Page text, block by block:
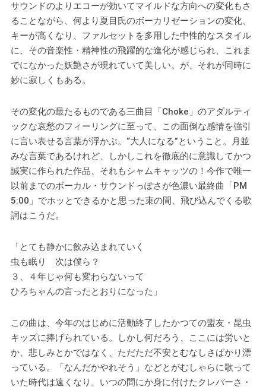
サウンドのよりエコーが効いてマイルドな方向への変化もさ
ることながら、何より夏目氏のボーカリゼーションの変化、
キーが高くなり、ファルセットを多用した中性的なスタイル
に、その音楽性・精神性の飛躍的な進化が感じられ、これま
でになかった妖艶さが現れていて美しい。が、それが同時に
妙に寂しくもある。
その変化の最たるものである三曲目「Choke」のアダルティ
ックな哀愁のフィーリングに至って、この面倒な感情を強引
に言い表せる言葉が浮かぶ。“大人になる”ということ。月並
みな言葉であるけれど、しかしこれを徹底的に意識してかつ
誠実に作られた作品、それもシャムキャッツの！今作で唯一
以前までのボーカル・サウンドっぽさが色濃い最終曲「PM
5:00」でホッとできるかと思った束の間、飛び込んでくる歌
詞はこうだ。
「とても静かに飲み込まれていく
虫も眠り 次は僕ら？
３、４年じゃ何も変わらないって
ひろちゃんの言ったとおりになった」
この曲は、今年のはじめに活動終了したかつての盟友・昆虫
キッズに捧げられている。しかし何だろう、ここには労いと
か、悲しみとかではなく、ただただ不安とむなしさばかり漂
っている。「なんだかやれそう」などとがむしゃらに歌って
いた時代は遠くなり、いつの間にか身に付けたクレバーさ・